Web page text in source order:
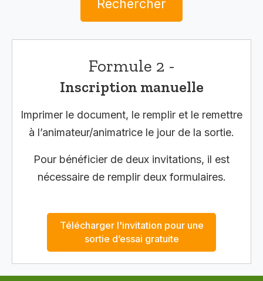
Rechercher
Formule 2 -
Inscription manuelle
Imprimer le document, le remplir et le remettre
à l’animateur/animatrice le jour de la sortie.
Pour bénéficier de deux invitations, il est
nécessaire de remplir deux formulaires.
Télécharger l'invitation pour une
sortie d’essai gratuite